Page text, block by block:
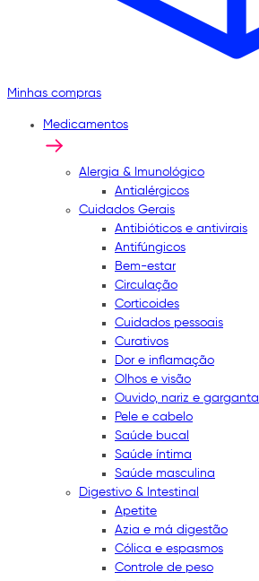
Minhas compras
Medicamentos
Alergia & Imunológico
Antialérgicos
Cuidados Gerais
Antibióticos e antivirais
Antifúngicos
Bem-estar
Circulação
Corticoides
Cuidados pessoais
Curativos
Dor e inflamação
Olhos e visão
Ouvido, nariz e garganta
Pele e cabelo
Saúde bucal
Saúde íntima
Saúde masculina
Digestivo & Intestinal
Apetite
Azia e má digestão
Cólica e espasmos
Controle de peso